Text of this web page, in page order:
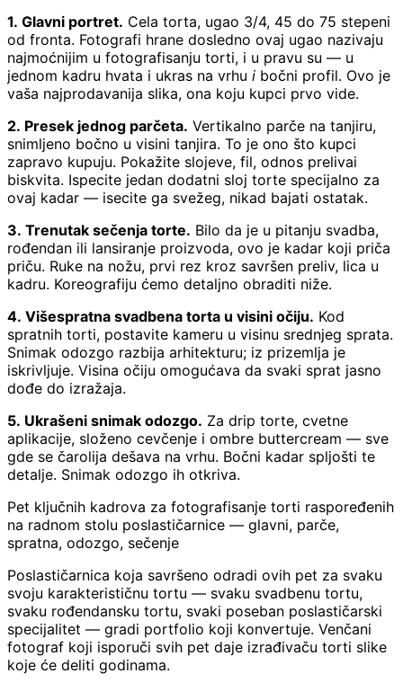
1. Glavni portret. Cela torta, ugao 3/4, 45 do 75 stepeni
od fronta. Fotografi hrane dosledno ovaj ugao nazivaju
najmoćnijim u fotografisanju torti, i u pravu su — u
jednom kadru hvata i ukras na vrhu i bočni profil. Ovo je
vaša najprodavanija slika, ona koju kupci prvo vide.
2. Presek jednog parčeta. Vertikalno parče na tanjiru,
snimljeno bočno u visini tanjira. To je ono što kupci
zapravo kupuju. Pokažite slojeve, fil, odnos prelivai
biskvita. Ispecite jedan dodatni sloj torte specijalno za
ovaj kadar — isecite ga svežeg, nikad bajati ostatak.
3. Trenutak sečenja torte. Bilo da je u pitanju svadba,
rođendan ili lansiranje proizvoda, ovo je kadar koji priča
priču. Ruke na nožu, prvi rez kroz savršen preliv, lica u
kadru. Koreografiju ćemo detaljno obraditi niže.
4. Višespratna svadbena torta u visini očiju. Kod
spratnih torti, postavite kameru u visinu srednjeg sprata.
Snimak odozgo razbija arhitekturu; iz prizemlja je
iskrivljuje. Visina očiju omogućava da svaki sprat jasno
dođe do izražaja.
5. Ukrašeni snimak odozgo. Za drip torte, cvetne
aplikacije, složeno cevčenje i ombre buttercream — sve
gde se čarolija dešava na vrhu. Bočni kadar spljošti te
detalje. Snimak odozgo ih otkriva.
Pet ključnih kadrova za fotografisanje torti raspoređenih
na radnom stolu poslastičarnice — glavni, parče,
spratna, odozgo, sečenje
Poslastičarnica koja savršeno odradi ovih pet za svaku
svoju karakterističnu tortu — svaku svadbenu tortu,
svaku rođendansku tortu, svaki poseban poslastičarski
specijalitet — gradi portfolio koji konvertuje. Venčani
fotograf koji isporuči svih pet daje izrađivaču torti slike
koje će deliti godinama.